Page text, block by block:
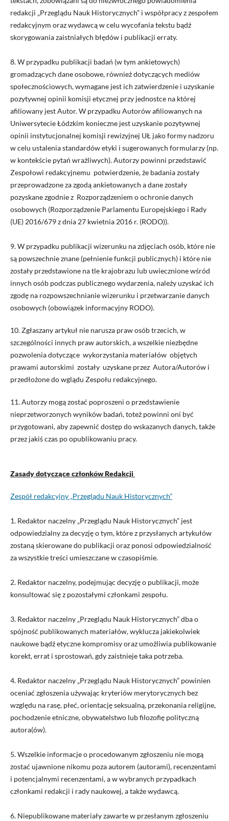
redakcji „Przeglądu Nauk Historycznych”i współpracy z zespołem
redakcyjnym oraz wydawcą w celu wycofania tekstu bądź
skorygowania zaistniałych błędów i publikacji erraty.
8. W przypadku publikacji badań (w tym ankietowych)
gromadzących dane osobowe, również dotyczących mediów
społecznościowych, wymagane jest ich zatwierdzenie i uzyskanie
pozytywnej opinii komisji etycznej przy jednostce na której
afiliowany jest Autor. W przypadku Autorów afiliowanych na
Uniwersytecie Łódzkim konieczne jest uzyskanie pozytywnej
opinii instytucjonalnej komisji rewizyjnej UŁ jako formy nadzoru
w celu ustalenia standardów etyki i sugerowanych formularzy (np.
w kontekście pytań wrażliwych). Autorzy powinni przedstawić
Zespołowi redakcyjnemu potwierdzenie, że badania zostały
przeprowadzone za zgodą ankietowanych a dane zostały
pozyskane zgodnie z Rozporządzeniem o ochronie danych
osobowych (Rozporządzenie Parlamentu Europejskiego i Rady
(UE) 2016/679 z dnia 27 kwietnia 2016 r. (RODO)).
9. W przypadku publikacji wizerunku na zdjęciach osób, które nie
są powszechnie znane (pełnienie funkcji publicznych) i które nie
zostały przedstawione na tle krajobrazu lub uwiecznione wśród
innych osób podczas publicznego wydarzenia, należy uzyskać ich
zgodę na rozpowszechnianie wizerunku i przetwarzanie danych
osobowych (obowiązek informacyjny RODO).
10. Zgłaszany artykuł nie narusza praw osób trzecich, w
szczególności innych praw autorskich, a wszelkie niezbędne
pozwolenia dotyczące wykorzystania materiałów objętych
prawami autorskimi zostały uzyskane przez Autora/Autorów i
przedłożone do wglądu Zespołu redakcyjnego.
11.Autorzy mogą zostać poproszeni o przedstawienie
nieprzetworzonych wyników badań,toteż powinni oni być
przygotowani, aby zapewnić dostęp dowskazanych danych, także
przez jakiś czas po opublikowaniu pracy.
Zasady dotyczące członków Redakcji
Zespół redakcyjny „Przeglądu Nauk Historycznych”
1. Redaktor naczelny „Przeglądu Nauk Historycznych”jest
odpowiedzialny za decyzję o tym, które z przysłanych artykułów
zostaną skierowane do publikacji oraz ponosi odpowiedzialność
za wszystkie treści umieszczane w czasopiśmie.
2. Redaktor naczelny, podejmując decyzję o publikacji, może
konsultować się z pozostałymi członkami zespołu.
3. Redaktor naczelny „Przeglądu Nauk Historycznych”dba o
spójność publikowanych materiałów, wyklucza jakiekolwiek
naukowe bądź etyczne kompromisy oraz umożliwia publikowanie
korekt, errat i sprostowań, gdy zaistnieje taka potrzeba.
4. Redaktor naczelny „Przeglądu Nauk Historycznych”powinien
oceniać zgłoszenia używając kryteriów merytorycznych bez
względu na rasę, płeć, orientację seksualną, przekonania religijne,
pochodzenie etniczne, obywatelstwo lub filozofię polityczną
autora(ów).
5. Wszelkie informacje o procedowanym zgłoszeniu nie mogą
zostać ujawnione nikomu poza autorem (autorami), recenzentami
i potencjalnymi recenzentami, a w wybranych przypadkach
członkami redakcji i rady naukowej, a także wydawcą.
6. Niepublikowane materiały zawarte w przesłanym zgłoszeniu